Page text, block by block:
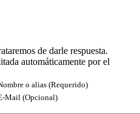
de darle respuesta.
automáticamente por el
o alias (Requerido)
Mail (Opcional)